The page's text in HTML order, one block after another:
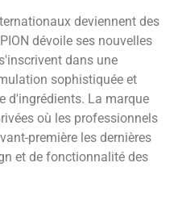
deviennent des
dévoile ses nouvelles
dans une
sophistiquée et
d'ingrédients. La marque
où les professionnels
première les dernières
et de fonctionnalité des